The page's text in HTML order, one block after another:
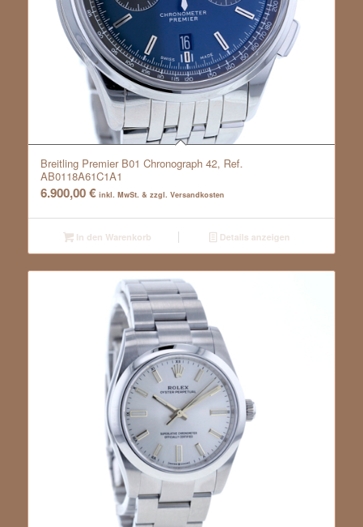
Breitling Premier B01 Chronograph 42, Ref.
AB0118A61C1A1
6.900,00€ inkl. MwSt. & zzgl. Versandkosten
In den Warenkorb Details anzeigen